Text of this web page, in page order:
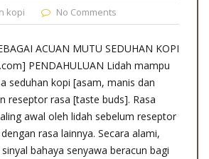
kopi No Comments
ACUAN MUTU SEDUHAN KOPI
PENDAHULUAN Lidah mampu
seduhan kopi [asam, manis dan
reseptor rasa [taste buds]. Rasa
awal oleh lidah sebelum reseptor
rasa lainnya. Secara alami,
bahaya senyawa beracun bagi